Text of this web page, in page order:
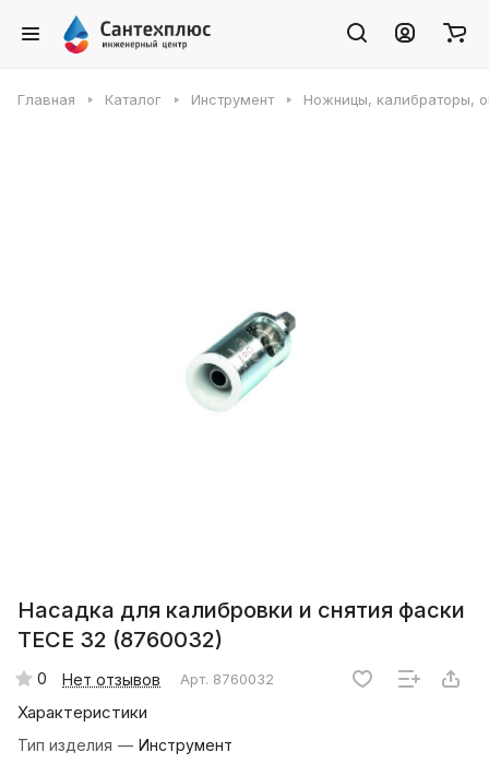
Главная Каталог Инструмент Ножницы, калибраторы,
Насадка для калибровки и снятия фаски
ТЕСЕ 32 (8760032)
0 Нет отзывов Арт. 8760032
Характеристики
Тип изделия — Инструмент